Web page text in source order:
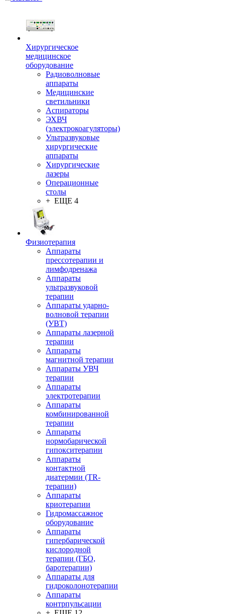
Хирургическое
медицинское
оборудование
Радиоволновые
аппараты
Медицинские
светильники
Аспираторы
ЭХВЧ
(электрокоагуляторы)
Ультразвуковые
хирургические
аппараты
Хирургические
лазеры
Операционные
столы
+ ЕЩЕ 4
Физиотерапия
Аппараты
прессотерапии и
лимфодренажа
Аппараты
ультразвуковой
терапии
Аппараты ударно-
волновой терапии
(УВТ)
Аппараты лазерной
терапии
Аппараты
магнитной терапии
Аппараты УВЧ
терапии
Аппараты
электротерапии
Аппараты
комбинированной
терапии
Аппараты
нормобарической
гипокситерапии
Аппараты
контактной
диатермии (TR-
терапии)
Аппараты
криотерапии
Гидромассажное
оборудование
Аппараты
гипербарической
кислородной
терапии (ГБО,
баротерапии)
Аппараты для
гидроколонотерапии
Аппараты
контрпульсации